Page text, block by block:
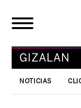
GIZALAN
NOTICIAS